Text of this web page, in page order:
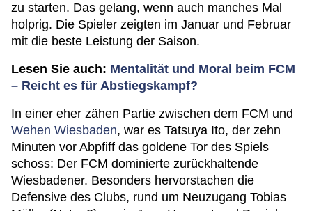
zu starten. Das gelang, wenn auch manches Mal
holprig. Die Spieler zeigten im Januar und Februar
mit die beste Leistung der Saison.
Lesen Sie auch: Mentalität und Moral beim FCM
– Reicht es für Abstiegskampf?
In einer eher zähen Partie zwischen dem FCM und
Wehen Wiesbaden, war es Tatsuya Ito, der zehn
Minuten vor Abpfiff das goldene Tor des Spiels
schoss: Der FCM dominierte zurückhaltende
Wiesbadener. Besonders hervorstachen die
Defensive des Clubs, rund um Neuzugang Tobias